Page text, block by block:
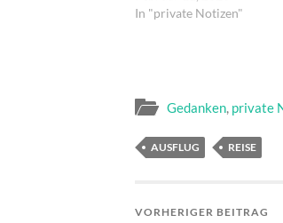
In "private Notizen"
Gedanken private
AUSFLUG REISE
VORHERIGER BEITRAG